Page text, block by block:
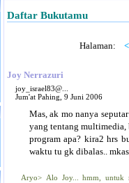
Daftar Bukutamu
Halaman: <
Joy Nerrazuri
joy_israel83@...
Jum'at Pahing, 9 Juni 2006
Mas, ak mo nanya
yang tentang multimedia,
program apa? kira2 hrs
waktu tu gk dibalas..
Aryo> Alo Joy... hmm, untuk